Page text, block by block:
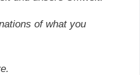
of what you